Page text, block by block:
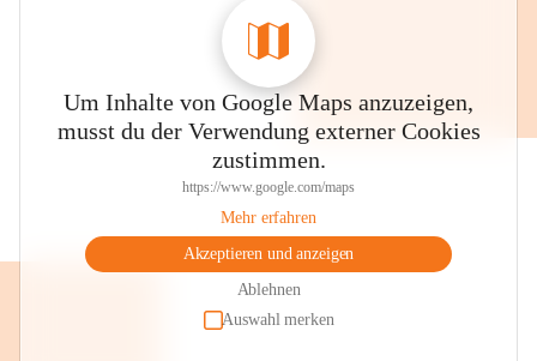
Um Inhalte von Google Maps anzuzeigen,
musst du der Verwendung externer Cookies
zustimmen.
https://www.google.com/maps
Mehr erfahren
Akzeptieren und anzeigen
Ablehnen
Auswahl merken